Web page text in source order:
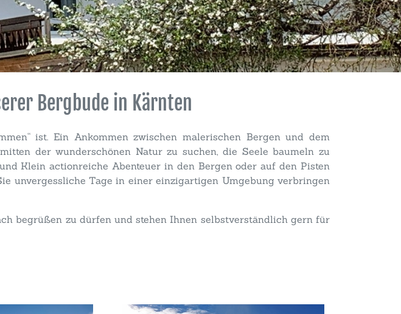
Bergbude in Kärnten
ist. Ein Ankommen zwischen malerischen Bergen und dem
der wunderschönen Natur zu suchen, die Seele baumeln zu
Klein actionreiche Abenteuer in den Bergen oder auf den Pisten
unvergessliche Tage in einer einzigartigen Umgebung verbringen
begrüßen zu dürfen und stehen Ihnen selbstverständlich gern für